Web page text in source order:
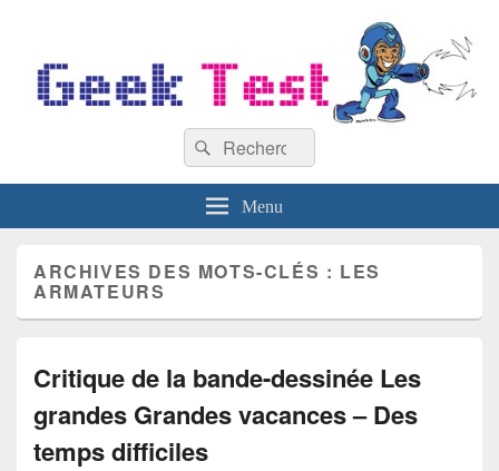
Recherche :
Rechercher
Menu
ARCHIVES DES MOTS-CLÉS : LES
ARMATEURS
Critique de la bande-dessinée Les
grandes Grandes vacances – Des
temps difficiles